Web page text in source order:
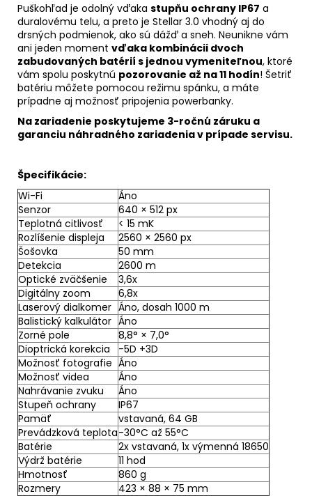
Puškohľad je odolný vďaka stupňu ochrany IP67 a
duralovému telu, a preto je Stellar 3.0 vhodný aj do
drsných podmienok, ako sú dážď a sneh. Neunikne vám
ani jeden moment vďaka kombinácii dvoch
zabudovaných batérií s jednou vymeniteľnou, ktoré
vám spolu poskytnú pozorovanie až na 11 hodín! Šetriť
batériu môžete pomocou režimu spánku, a máte
prípadne aj možnosť pripojenia powerbanky.
Na zariadenie poskytujeme 3-ročnú záruku a
garanciu náhradného zariadenia v prípade servisu.
Špecifikácie:
Wi-Fi
Áno
Senzor
640 × 512 px
Teplotná citlivosť
< 15 mK
Rozlíšenie displeja
2560 × 2560 px
Šošovka
50 mm
Detekcia
2600 m
Optické zväčšenie
3,6x
Digitálny zoom
6,8x
Laserový dialkomer Áno, dosah 1000 m
Balistický kalkulátor Áno
Zorné pole
8,8° × 7,0°
Dioptrická korekcia
-5D +3D
Možnosť fotografie Áno
Možnosť videa
Áno
Nahrávanie zvuku
Áno
Stupeň ochrany
IP67
Pamäť
vstavaná, 64 GB
Prevádzková teplota-30°C až 55°C
Batérie
2x vstavaná, 1x výmenná 18650
Výdrž batérie
11 hod
Hmotnosť
860 g
Rozmery
423 × 88 × 75 mm